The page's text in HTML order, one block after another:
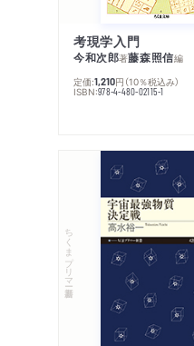
考現学入門
今和次郎著藤森照信編
定価:1,210円 （10％税込み）
ISBN:978-4-480-02115-1
ちくまプリマー新書